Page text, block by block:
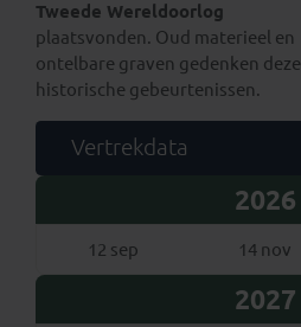
Tweede Wereldoorlog
plaatsvonden. Oud materieel en
ontelbare graven gedenken deze
historische gebeurtenissen.
Vertrekdata
2026
12 sep 14 nov
2027